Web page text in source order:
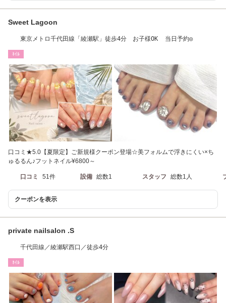
Sweet Lagoon
東京メトロ千代田線「綾瀬駅」徒歩4分 お子様OK 当日予約◎
ﾈｲﾙ
口コミ★5.0【夏限定】ご新規様クーポン登場☆美フォルムで浮きにくい×ち
ゅるるん♪フットネイル¥6800～
口コミ 51件 設備 総数1 スタッフ 総数1人
クーポンを表示
private nailsalon .S
千代田線／綾瀬駅西口／徒歩4分
ﾈｲﾙ